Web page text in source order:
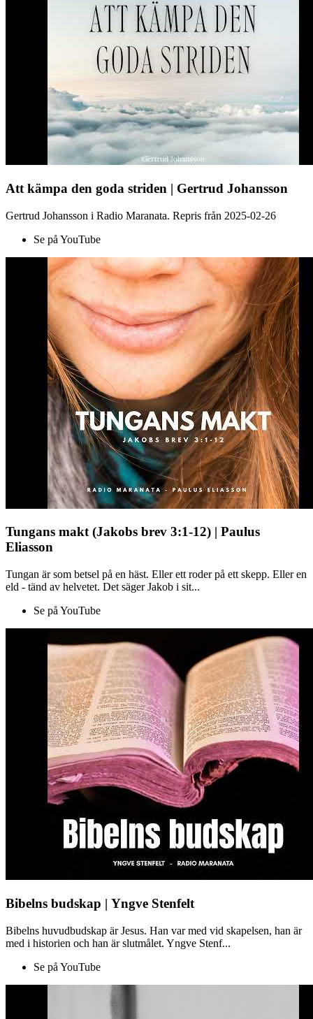
Att kämpa den goda striden | Gertrud Johansson
Gertrud Johansson i Radio Maranata. Repris från 2025-02-26
Se på YouTube
Tungans makt (Jakobs brev 3:1-12) | Paulus
Eliasson
Tungan är som betsel på en häst. Eller ett roder på ett skepp. Eller en
eld - tänd av helvetet. Det säger Jakob i sit...
Se på YouTube
Bibelns budskap | Yngve Stenfelt
Bibelns huvudbudskap är Jesus. Han var med vid skapelsen, han är
med i historien och han är slutmålet. Yngve Stenf...
Se på YouTube